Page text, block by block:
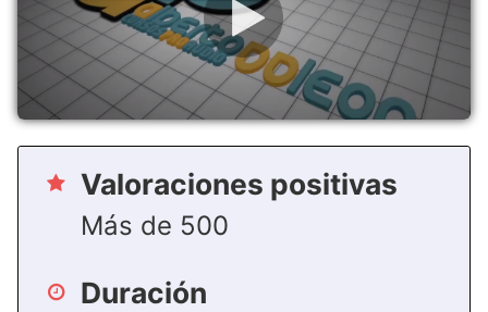
Valoraciones positivas
Más de 500
Duración